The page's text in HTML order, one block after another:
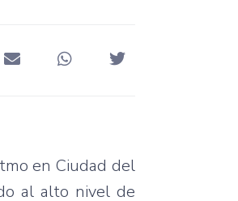
en Ciudad del
al alto nivel de